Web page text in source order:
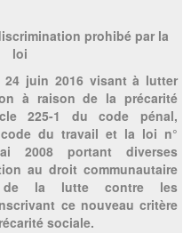
prohibé par la
loi
24 juin 2016 visant à lutter
à raison de la précarité
225-1 du code pénal,
du travail et la loi n°
2008 portant diverses
au droit communautaire
de la lutte contre les
ce nouveau critère
sociale.